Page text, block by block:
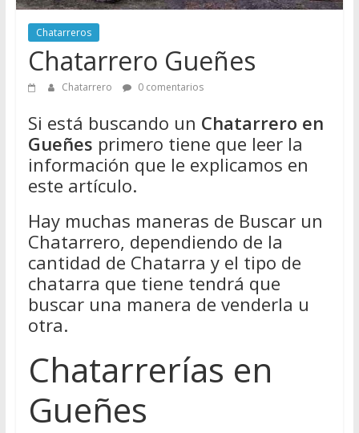
Chatarra
Chatarreros
Chatarrero Gueñes
Chatarrero 0 comentarios
Si está buscando un Chatarrero en
Gueñes primero tiene que leer la
información que le explicamos en
este artículo.
Hay muchas maneras de Buscar un
Chatarrero, dependiendo de la
cantidad de Chatarra y el tipo de
chatarra que tiene tendrá que
buscar una manera de venderla u
otra.
Chatarrerías en
Gueñes